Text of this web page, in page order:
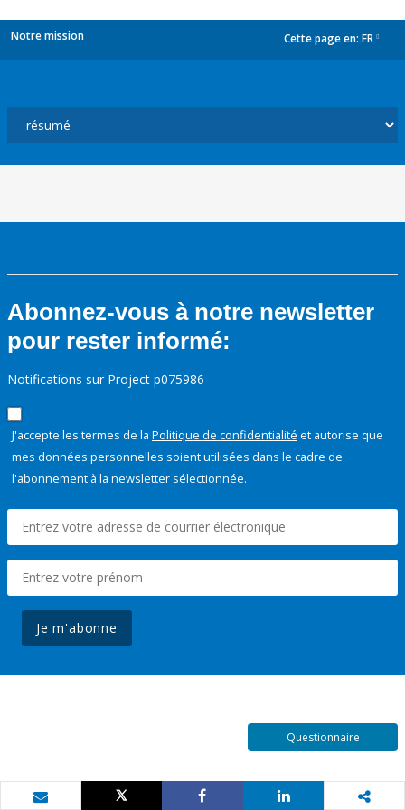
Notre mission Cette page en: FR
Abonnez-vous à notre newsletter
pour rester informé:
Notifications sur Project p075986
J'accepte les termes de la Politique de confidentialité et autorise que
mes données personnelles soient utilisées dans le cadre de
l'abonnement à la newsletter sélectionnée.
Je m'abonne
Questionnaire